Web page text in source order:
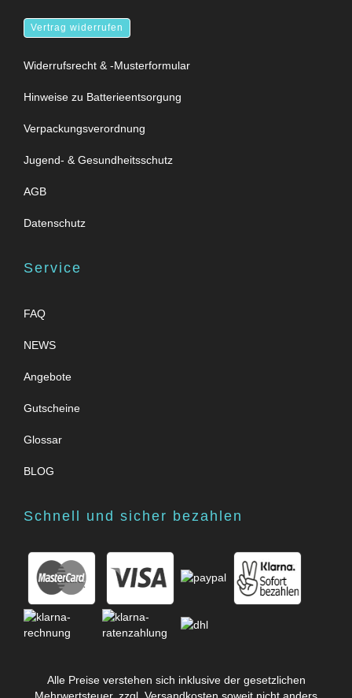
Vertrag widerrufen
Widerrufsrecht & -Musterformular
Hinweise zu Batterieentsorgung
Verpackungsverordnung
Jugend- & Gesundheitsschutz
AGB
Datenschutz
Service
FAQ
NEWS
Angebote
Gutscheine
Glossar
BLOG
Schnell und sicher bezahlen
Alle Preise verstehen sich inklusive der gesetzlichen